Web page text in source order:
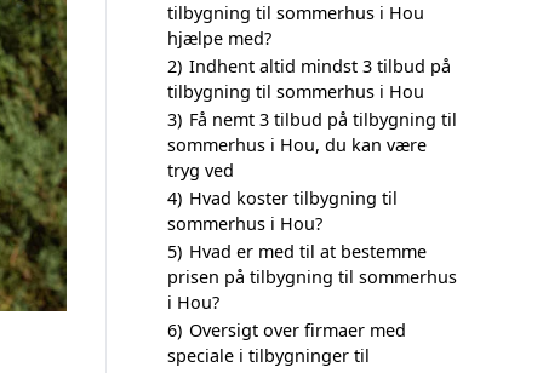
tilbygning til sommerhus i Hou
hjælpe med?
2) Indhent altid mindst 3 tilbud på
tilbygning til sommerhus i Hou
3) Få nemt 3 tilbud på tilbygning til
sommerhus i Hou, du kan være
tryg ved
4) Hvad koster tilbygning til
sommerhus i Hou?
5) Hvad er med til at bestemme
prisen på tilbygning til sommerhus
i Hou?
6) Oversigt over firmaer med
speciale i tilbygninger til